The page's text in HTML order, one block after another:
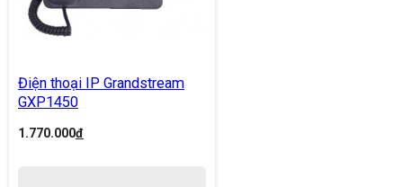
Điện thoại IP Grandstream
GXP1450
1.770.000đ